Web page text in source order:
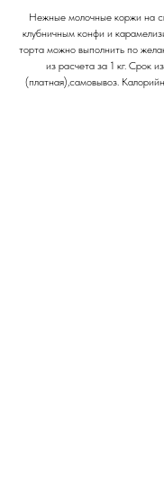
Нежные молочные коржи на
клубничным конфи и
торта можно выполнить по
из расчета за 1 кг. Срок
(платная),самовывоз.